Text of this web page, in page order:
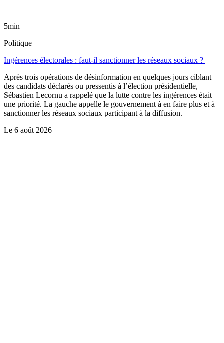
5min
Politique
Ingérences électorales : faut-il sanctionner les réseaux sociaux ?
Après trois opérations de désinformation en quelques jours ciblant
des candidats déclarés ou pressentis à l’élection présidentielle,
Sébastien Lecornu a rappelé que la lutte contre les ingérences était
une priorité. La gauche appelle le gouvernement à en faire plus et à
sanctionner les réseaux sociaux participant à la diffusion.
Le 6 août 2026